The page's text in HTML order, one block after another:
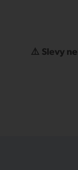
⚠️ Slevy